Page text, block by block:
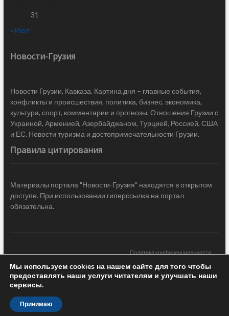
31
« Июл
Новости-Грузия
Новости Грузии, Кавказа. Картина дня – главные события,
конфликты и происшествия, политика, бизнес, экономика,
культура, спорт, комментарии и прогнозы. Отношения Грузии с
Украиной, Арменией, Азербайджаном, Турцией, Россией, США
и ЕС. Новости туризма и достопримечательности Грузии.
Правила цитирования
Материалы портала "Новости-Грузия" находятся в открытом
доступе. При использовании гиперссылка на портал
обязательна.
Политика конфиденциальности
Новости Грузии| Black Sea Press LTD © 2020 All Rights Reserved /
Design & development —
Мы используем cookies на нашем сайте для того чтобы
предоставлять наши услуги читателям и улучшать наши
сервисы.
Принимаю